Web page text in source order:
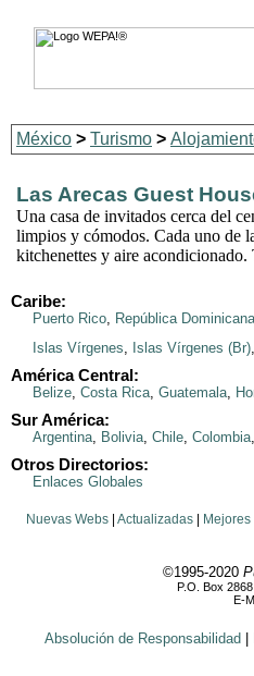
México > Turismo >
Las Arecas Guest
Una casa de invitados cerca del
limpios y cómodos. Cada uno de
kitchenettes y aire
Caribe:
Puerto Rico, República Dominicana
Islas Vírgenes, Islas Vírgenes (Br),
América Central:
Belize, Costa Rica, Guatemala,
Sur América:
Argentina, Bolivia, Chile, Colombia,
Otros Directorios:
Enlaces Globales
Nuevas Webs| Actualizadas| Mejores|
©1995-2020
P.O. Box
E-
Absolución de Responsabilidad